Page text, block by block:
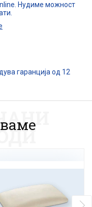
Нудиме можност
гаранција од 12